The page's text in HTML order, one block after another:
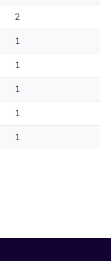
2
1
1
1
1
1